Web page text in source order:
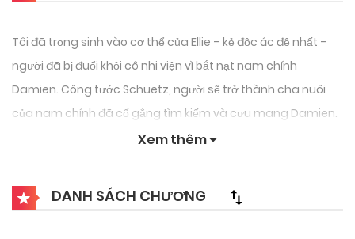
Tôi đã trọng sinh vào cơ thể của Ellie – kẻ độc ác đệ nhất –
người đã bị đuổi khỏi cô nhi viện vì bắt nạt nam chính
Damien. Công tước Schuetz, người sẽ trở thành cha nuôi
của nam chính đã cố gắng tìm kiếm và cưu mang Damien.
“Ta cũng nhận nuôi cả đứa trẻ đó. Nhận làm con dâu.” Dạ?
nhưng tôi đã cố gắng bảo vệ Damian nhiều hơn một chút
cho đến khi nữ chính xuất hiện. Nhưng mà bây giờ- “Ellie, em
Xem thêm
DANH SÁCH CHƯƠNG